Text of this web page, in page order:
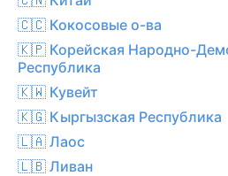
🇨🇨 Кокосовые о-ва
🇰🇵 Корейская Народно-
Республика
🇰🇼 Кувейт
🇰🇬 Кыргызская Республика
🇱🇦 Лаос
🇱🇧 Ливан